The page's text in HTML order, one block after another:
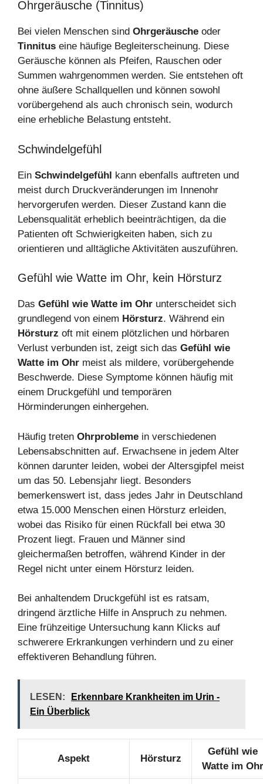
Ohrgeräusche (Tinnitus)
Bei vielen Menschen sind Ohrgeräusche oder
Tinnitus eine häufige Begleiterscheinung. Diese
Geräusche können als Pfeifen, Rauschen oder
Summen wahrgenommen werden. Sie entstehen oft
ohne äußere Schallquellen und können sowohl
vorübergehend als auch chronisch sein, wodurch
eine erhebliche Belastung entsteht.
Schwindelgefühl
Ein Schwindelgefühl kann ebenfalls auftreten und
meist durch Druckveränderungen im Innenohr
hervorgerufen werden. Dieser Zustand kann die
Lebensqualität erheblich beeinträchtigen, da die
Patienten oft Schwierigkeiten haben, sich zu
orientieren und alltägliche Aktivitäten auszuführen.
Gefühl wie Watte im Ohr, kein Hörsturz
Das Gefühl wie Watte im Ohr unterscheidet sich
grundlegend von einem Hörsturz. Während ein
Hörsturz oft mit einem plötzlichen und hörbaren
Verlust verbunden ist, zeigt sich das Gefühl wie
Watte im Ohr meist als mildere, vorübergehende
Beschwerde. Diese Symptome können häufig mit
einem Druckgefühl und temporären
Hörminderungen einhergehen.
Häufig treten Ohrprobleme in verschiedenen
Lebensabschnitten auf. Erwachsene in jedem Alter
können darunter leiden, wobei der Altersgipfel meist
um das 50. Lebensjahr liegt. Besonders
bemerkenswert ist, dass jedes Jahr in Deutschland
etwa 15.000 Menschen einen Hörsturz erleiden,
wobei das Risiko für einen Rückfall bei etwa 30
Prozent liegt. Frauen und Männer sind
gleichermaßen betroffen, während Kinder in der
Regel nicht unter einem Hörsturz leiden.
Bei anhaltendem Druckgefühl ist es ratsam,
dringend ärztliche Hilfe in Anspruch zu nehmen.
Eine frühzeitige Untersuchung kann Klicks auf
schwerere Erkrankungen verhindern und zu einer
effektiveren Behandlung führen.
LESEN:
Erkennbare Krankheiten im Urin -
Ein Überblick
Aspekt Hörsturz
Gefühl wie
Watte im Ohr